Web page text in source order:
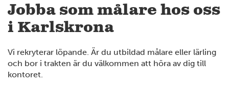
Jobba som målare hos oss
i Karlskrona
Vi rekryterar löpande. Är du utbildad målare eller lärling
och bor i trakten är du välkommen att höra av dig till
kontoret.